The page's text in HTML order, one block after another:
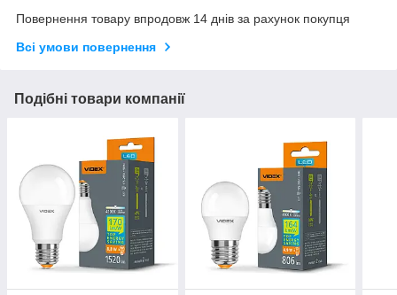
Повернення товару впродовж 14 днів за рахунок покупця
Всі умови повернення
Подібні товари компанії